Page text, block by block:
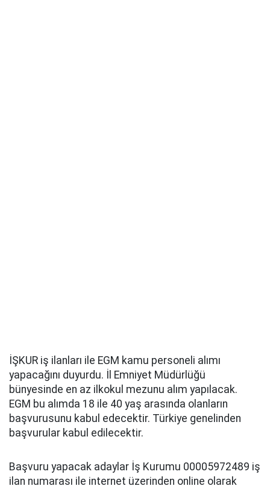
İŞKUR iş ilanları ile EGM kamu personeli alımı
yapacağını duyurdu. İl Emniyet Müdürlüğü
bünyesinde en az ilkokul mezunu alım yapılacak.
EGM bu alımda 18 ile 40 yaş arasında olanların
başvurusunu kabul edecektir. Türkiye genelinden
başvurular kabul edilecektir.
Başvuru yapacak adaylar İş Kurumu 00005972489 iş
ilan numarası ile internet üzerinden online olarak